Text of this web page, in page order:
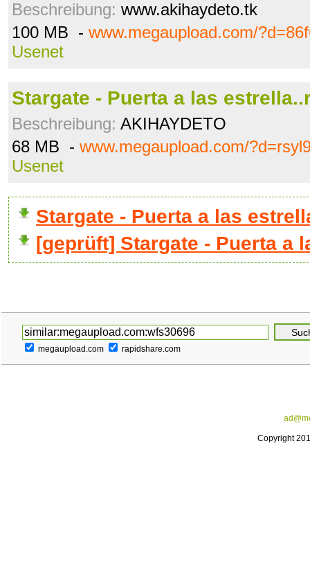
Beschreibung: www.akihaydeto.tk
100 MB - www.megaupload.com/
Usenet
Stargate - Puerta a las
Beschreibung: AKIHAYDETO
68 MB - www.megaupload.com/
Usenet
Stargate - Puerta a las
[geprüft] Stargate - Puerta a
megaupload.com rapidshare.com
Copyright